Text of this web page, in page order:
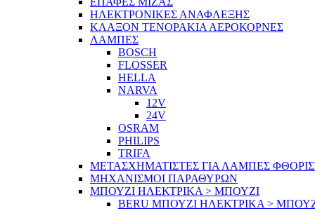
ΗΛΕΚΤΡΟΝΙΚΕΣ ΑΝΑΦΛΕΞΗΣ
ΚΛΑΞΟΝ ΤΕΝΟΡΑΚΙΑ ΑΕΡΟΚΟΡΝΕΣ
ΛΑΜΠΕΣ
BOSCH
FLOSSER
HELLA
NARVA
12V
24V
OSRAM
PHILIPS
TRIFA
ΜΕΤΑΣΧΗΜΑΤΙΣΤΕΣ ΓΙΑ ΛΑΜΠΕΣ
ΜΗΧΑΝΙΣΜΟΙ ΠΑΡΑΘΥΡΩΝ
ΜΠΟΥΖΙ ΗΛΕΚΤΡΙΚΑ > ΜΠΟΥΖΙ
BERU ΜΠΟΥΖΙ ΗΛΕΚΤΡΙΚΑ >